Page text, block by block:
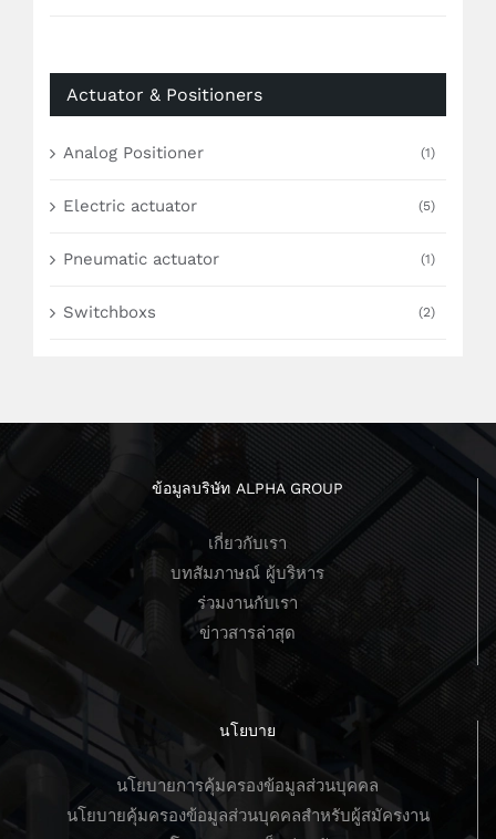
Actuator & Positioners
Analog Positioner (1)
Electric actuator (5)
Pneumatic actuator (1)
Switchboxs (2)
ข้อมูลบริษัท ALPHA GROUP
เกี่ยวกับเรา
บทสัมภาษณ์ ผู้บริหาร
ร่วมงานกับเรา
ข่าวสารล่าสุด
นโยบาย
นโยบายการคุ้มครองข้อมูลส่วนบุคคล
นโยบายคุ้มครองข้อมูลส่วนบุคคลสำหรับผู้สมัครงาน